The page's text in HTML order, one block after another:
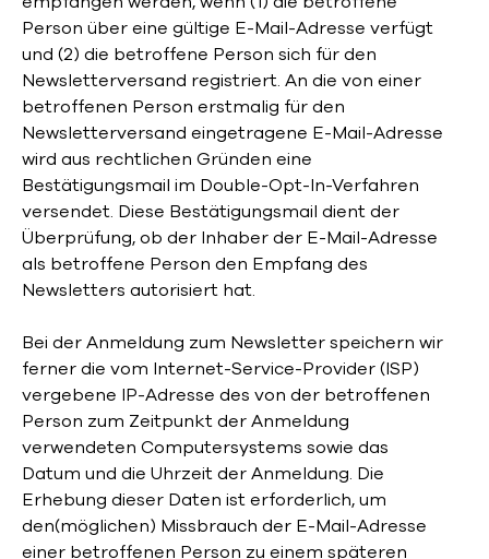
Person über eine gültige E-Mail-Adresse verfügt
und (2) die betroffene Person sich für den
Newsletterversand registriert. An die von einer
betroffenen Person erstmalig für den
Newsletterversand eingetragene E-Mail-Adresse
wird aus rechtlichen Gründen eine
Bestätigungsmail im Double-Opt-In-Verfahren
versendet. Diese Bestätigungsmail dient der
Überprüfung, ob der Inhaber der E-Mail-Adresse
als betroffene Person den Empfang des
Newsletters autorisiert hat.
Bei der Anmeldung zum Newsletter speichern wir
ferner die vom Internet-Service-Provider (ISP)
vergebene IP-Adresse des von der betroffenen
Person zum Zeitpunkt der Anmeldung
verwendeten Computersystems sowie das
Datum und die Uhrzeit der Anmeldung. Die
Erhebung dieser Daten ist erforderlich, um
den(möglichen) Missbrauch der E-Mail-Adresse
einer betroffenen Person zu einem späteren